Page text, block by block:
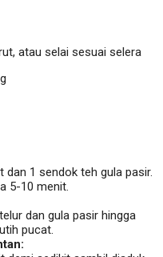
atau selai sesuai selera
dan 1 sendok teh gula pasir.
5-10 menit.
dan gula pasir hingga
pucat.